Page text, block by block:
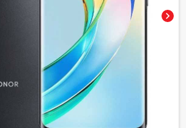
chevron_right